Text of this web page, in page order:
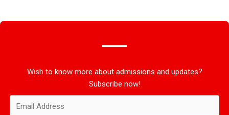
Wish to know more about admissions and updates?
Subscribe now!